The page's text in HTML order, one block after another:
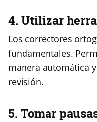
4. Utilizar
Los correctores
fundamentales.
manera automática
revisión.
5. Tomar